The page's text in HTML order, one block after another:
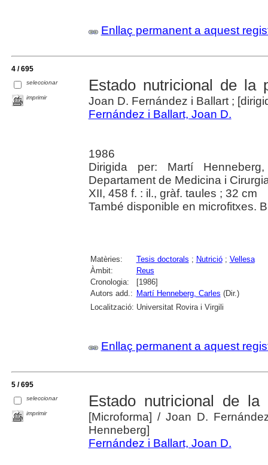
Enllaç permanent a aquest
4 / 695
seleccionar
imprimir
Estado nutricional de la
Joan D. Fernández i Ballart ;
Fernández i Ballart, Joan D.
1986
Dirigida per: Martí
Departament de Medicina i
XII, 458 f. : il., gràf. taules ; 32 cm
També disponible en microfitxes.
Matèries: Tesis doctorals ; Nutrició; Vellesa
Àmbit:
Reus
Cronologia:
[1986]
Autors add.: Martí Henneberg, Carles (Dir.)
Localització: Universitat Rovira i Virgili
Enllaç permanent a aquest
5 / 695
seleccionar
imprimir
Estado nutricional de
[Microforma] / Joan D.
Henneberg]
Fernández i Ballart, Joan D.